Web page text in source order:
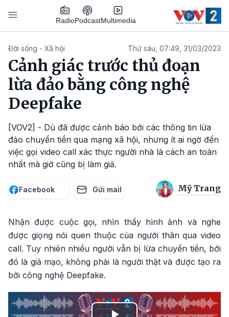
Nhảy đến nội dung
RadioPodcastMultimedia
Đời sống - Xã hội Thứ sáu, 07:49, 31/03/2023
Cảnh giác trước thủ đoạn
lừa đảo bằng công nghệ
Deepfake
[VOV2] - Dù đã được cảnh báo bởi các thông tin lừa
đảo chuyển tiền qua mạng xã hội, nhưng ít ai ngờ đến
việc gọi video call xác thực người nhà là cách an toàn
nhất mà giờ cũng bị làm giả.
Facebook Gửi mail Mỹ Trang
Nhận được cuộc gọi, nhìn thấy hình ảnh và nghe
được giọng nói quen thuộc của người thân qua video
call. Tuy nhiên nhiều người vẫn bị lừa chuyển tiền, bởi
đó là giả mạo, không phải là người thật và được tạo ra
bởi công nghệ Deepfake.